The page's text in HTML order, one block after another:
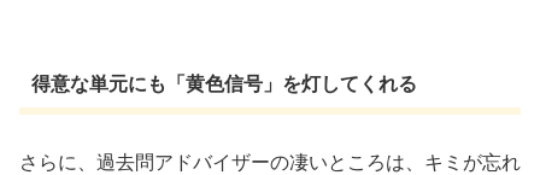
得意な単元にも「黄色信号」を灯してくれる
さらに、過去問アドバイザーの凄いところは、キミが忘れ